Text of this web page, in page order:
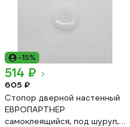
-15%
514 ₽
605 ₽
Стопор дверной настенный
ЕВРОПАРТНЕР
самоклеящийся, под шуруп,